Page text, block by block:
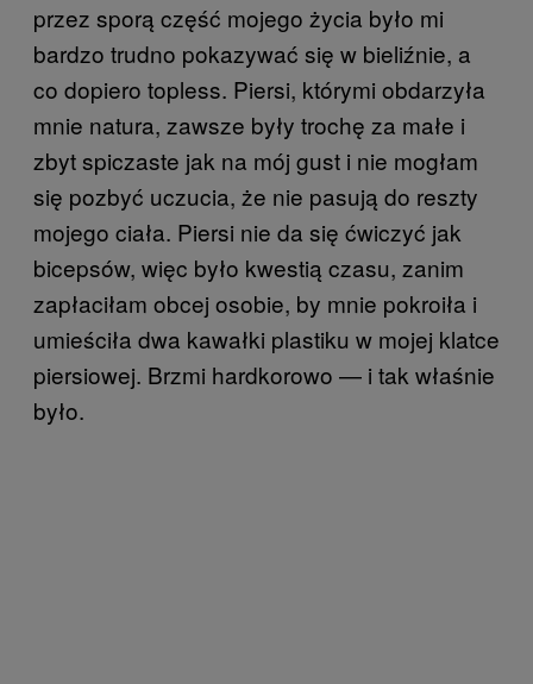
przez sporą część mojego życia było mi
bardzo trudno pokazywać się w bieliźnie, a
co dopiero topless. Piersi, którymi obdarzyła
mnie natura, zawsze były trochę za małe i
zbyt spiczaste jak na mój gust i nie mogłam
się pozbyć uczucia, że nie pasują do reszty
mojego ciała. Piersi nie da się ćwiczyć jak
bicepsów, więc było kwestią czasu, zanim
zapłaciłam obcej osobie, by mnie pokroiła i
umieściła dwa kawałki plastiku w mojej klatce
piersiowej. Brzmi hardkorowo — i tak właśnie
było.